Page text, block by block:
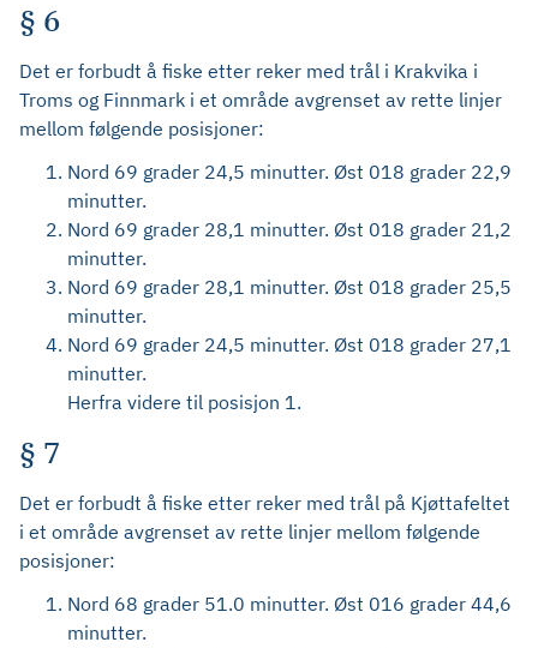
§ 6
Det er forbudt å fiske etter reker med trål i Krakvika i
Troms og Finnmark i et område avgrenset av rette linjer
mellom følgende posisjoner:
Nord 69 grader 24,5 minutter. Øst 018 grader 22,9
minutter.
Nord 69 grader 28,1 minutter. Øst 018 grader 21,2
minutter.
Nord 69 grader 28,1 minutter. Øst 018 grader 25,5
minutter.
Nord 69 grader 24,5 minutter. Øst 018 grader 27,1
minutter.
Herfra videre til posisjon 1.
§ 7
Det er forbudt å fiske etter reker med trål på Kjøttafeltet
i et område avgrenset av rette linjer mellom følgende
posisjoner:
Nord 68 grader 51.0 minutter. Øst 016 grader 44,6
minutter.